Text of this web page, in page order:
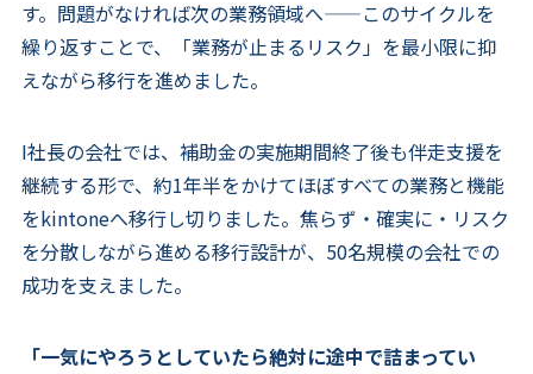
す。問題がなければ次の業務領域へ——このサイクルを
繰り返すことで、「業務が止まるリスク」を最小限に抑
えながら移行を進めました。
I社長の会社では、補助金の実施期間終了後も伴走支援を
継続する形で、約1年半をかけてほぼすべての業務と機能
をkintoneへ移行し切りました。焦らず・確実に・リスク
を分散しながら進める移行設計が、50名規模の会社での
成功を支えました。
「一気にやろうとしていたら絶対に途中で詰まってい